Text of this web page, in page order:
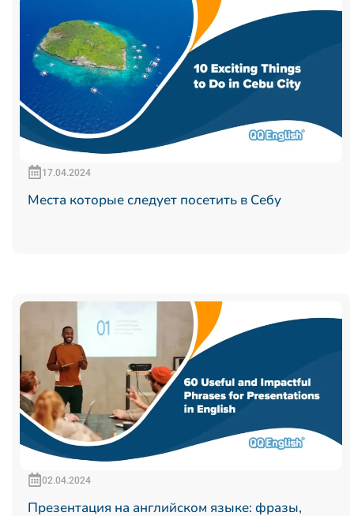
17.04.2024
Места которые следует посетить в Себу
02.04.2024
Презентация на английском языке: фразы,